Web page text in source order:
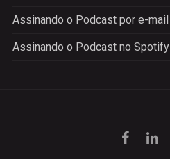
Assinando o Podcast por e-mail
Assinando o Podcast no Spotify